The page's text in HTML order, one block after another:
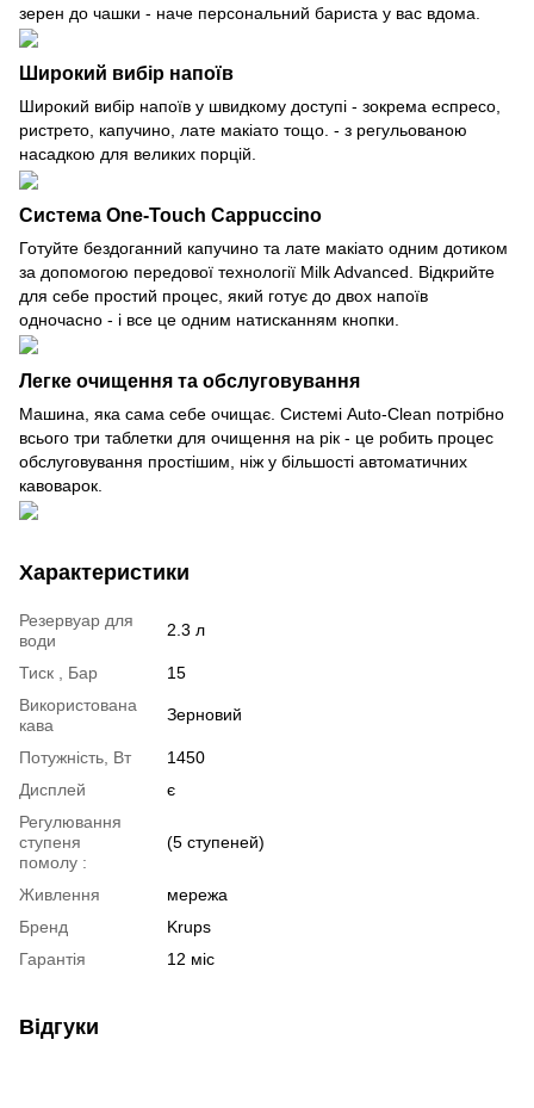
зерен до чашки - наче персональний бариста у вас вдома.
Широкий вибір напоїв
Широкий вибір напоїв у швидкому доступі - зокрема еспресо,
ристрето, капучино, лате макіато тощо. - з регульованою
насадкою для великих порцій.
Система One-Touch Cappuccino
Готуйте бездоганний капучино та лате макіато одним дотиком
за допомогою передової технології Milk Advanced. Відкрийте
для себе простий процес, який готує до двох напоїв
одночасно - і все це одним натисканням кнопки.
Легке очищення та обслуговування
Машина, яка сама себе очищає. Системі Auto-Clean потрібно
всього три таблетки для очищення на рік - це робить процес
обслуговування простішим, ніж у більшості автоматичних
кавоварок.
Характеристики
Резервуар для
води
2.3 л
Тиск , Бар
15
Використована
кава
Зерновий
Потужність, Вт
1450
Дисплей
є
Регулювання
ступеня
помолу :
(5 ступеней)
Живлення
мережа
Бренд
Krups
Гарантія
12 міс
Відгуки